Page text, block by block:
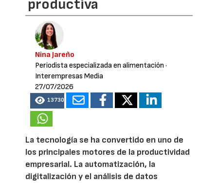
productiva
Nina Jareño
Periodista especializada en alimentación ·
Interempresas Media
27/07/2026
13730
La tecnología se ha convertido en uno de
los principales motores de la productividad
empresarial. La automatización, la
digitalización y el análisis de datos